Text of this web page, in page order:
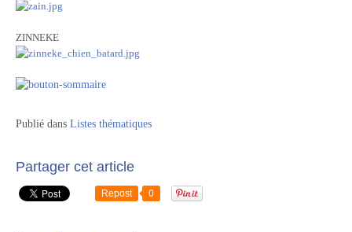
ZINNEKE
Publié dans Listes thématiques
Partager cet article
Repost 0